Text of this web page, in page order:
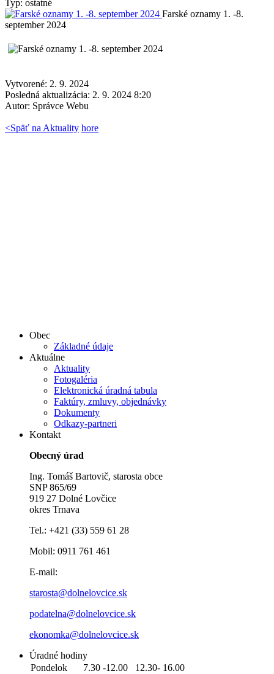
Typ: ostatné
Farské oznamy 1. -8.
september 2024
Vytvorené: 2. 9. 2024
Posledná aktualizácia: 2. 9. 2024 8:20
Autor: Správce Webu
<Späť na Aktuality hore
Obec
Základné údaje
Aktuálne
Aktuality
Fotogaléria
Elektronická úradná tabula
Faktúry, zmluvy, objednávky
Dokumenty
Odkazy-partneri
Kontakt
Obecný úrad
Ing. Tomáš Bartovič, starosta obce
SNP 865/69
919 27 Dolné Lovčice
okres Trnava
Tel.: +421 (33) 559 61 28
Mobil: 0911 761 461
E-mail:
starosta@dolnelovcice.sk
podatelna@dolnelovcice.sk
ekonomka@dolnelovcice.sk
Úradné hodiny
Pondelok
7.30 -12.00 12.30- 16.00